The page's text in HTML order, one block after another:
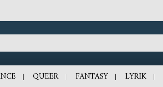
QUEER FANTASY LYRIK